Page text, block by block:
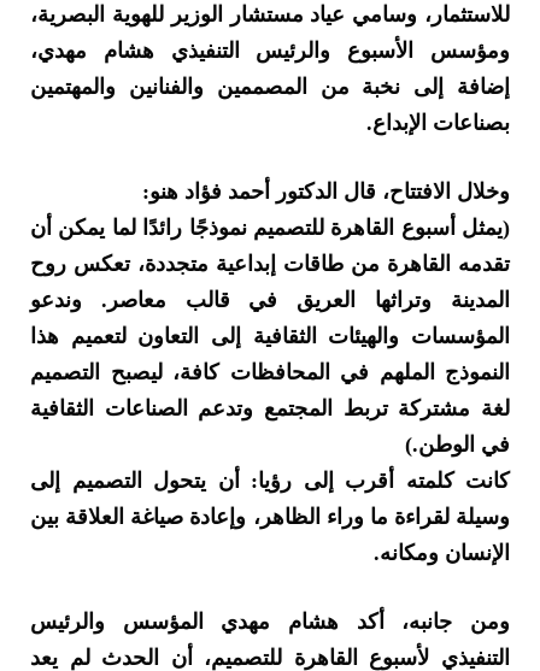
للاستثمار، وسامي عياد مستشار الوزير للهوية البصرية،
ومؤسس الأسبوع والرئيس التنفيذي هشام مهدي،
إضافة إلى نخبة من المصممين والفنانين والمهتمين
بصناعات الإبداع.
وخلال الافتتاح، قال الدكتور أحمد فؤاد هنو:
(يمثل أسبوع القاهرة للتصميم نموذجًا رائدًا لما يمكن أن
تقدمه القاهرة من طاقات إبداعية متجددة، تعكس روح
المدينة وتراثها العريق في قالب معاصر. وندعو
المؤسسات والهيئات الثقافية إلى التعاون لتعميم هذا
النموذج الملهم في المحافظات كافة، ليصبح التصميم
لغة مشتركة تربط المجتمع وتدعم الصناعات الثقافية
في الوطن.)
كانت كلمته أقرب إلى رؤيا: أن يتحول التصميم إلى
وسيلة لقراءة ما وراء الظاهر، وإعادة صياغة العلاقة بين
الإنسان ومكانه.
ومن جانبه، أكد هشام مهدي المؤسس والرئيس
التنفيذي لأسبوع القاهرة للتصميم، أن الحدث لم يعد